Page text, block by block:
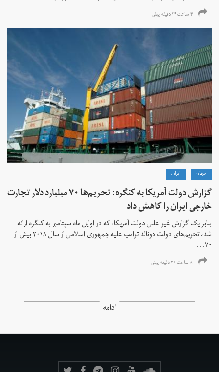
۴ ساعت ۲۴ دقیقه پیش
جهان ايران
گزارش دولت آمریکا به کنگره: تحریم‌ها ۷۰ میلیارد دلار تجارت
خارجی ایران را کاهش داد
بنابر یک گزارش غیر علنی دولت آمریکا، که در اوایل ماه سپتامبر به کنگره ارائه
شد، تحریم‌های دولت دونالد ترامپ علیه جمهوری اسلامی از سال ۲۰۱۸ بیش از
۷۰...
۸ ساعت ۲۱ دقیقه پیش
ادامه